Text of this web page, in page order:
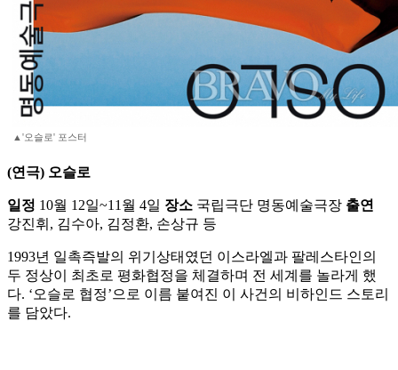
▲'오슬로' 포스터
(연극) 오슬로
일정 10월 12일~11월 4일 장소 국립극단 명동예술극장 출연
강진휘, 김수아, 김정환, 손상규 등
1993년 일촉즉발의 위기상태였던 이스라엘과 팔레스타인의
두 정상이 최초로 평화협정을 체결하며 전 세계를 놀라게 했
다. ‘오슬로 협정’으로 이름 붙여진 이 사건의 비하인드 스토리
를 담았다.